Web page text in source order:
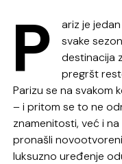
P
ariz je
svake
destinacija
pregršt
Parizu se na svakom
– i pritom se to ne
znamenitosti, već i
pronašli
luksuzno uređenje